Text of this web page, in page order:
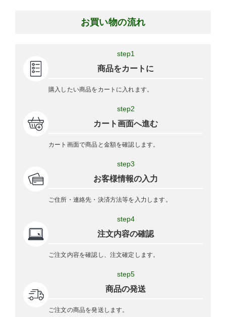
お買い物の流れ
step1
商品をカートに
購入したい商品をカートに入れます。
step2
カート画面へ進む
カート画面で商品と金額を確認します。
step3
お客様情報の入力
ご住所・連絡先・決済方法等を入力します。
step4
注文内容の確認
ご注文内容を確認し、注文確定します。
step5
商品の発送
ご注文の商品を発送します。